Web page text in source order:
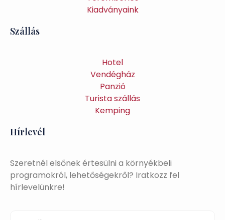
Kiadványaink
Szállás
Hotel
Vendégház
Panzió
Turista szállás
Kemping
Hírlevél
Szeretnél elsőnek értesülni a környékbeli
programokról, lehetőségekről? Iratkozz fel
hírlevelünkre!